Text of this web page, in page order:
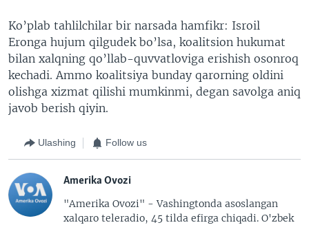
Ko’plab tahlilchilar bir narsada hamfikr: Isroil
Eronga hujum qilgudek bo’lsa, koalitsion hukumat
bilan xalqning qo’llab-quvvatloviga erishish osonroq
kechadi. Ammo koalitsiya bunday qarorning oldini
olishga xizmat qilishi mumkinmi, degan savolga aniq
javob berish qiyin.
Ulashing Follow us
Amerika Ovozi
"Amerika Ovozi" - Vashingtonda asoslangan
xalqaro teleradio, 45 tilda efirga chiqadi. O'zbek